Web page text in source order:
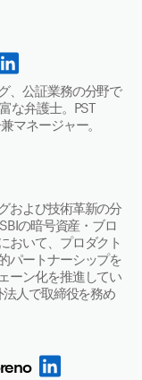
、公証業務の分野で
な弁護士。PST
マネージャー。
および技術革新の分
の暗号資産・ブロ
おいて、プロダクト
パートナーシップを
ーン化を推進してい
人で取締役を務め